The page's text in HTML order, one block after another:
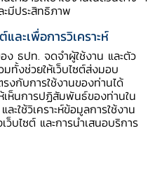
พ ไม่ร้อนแรงเกินไปหรือต่ำ
รกระตุ้นทั้งด้านการเงินและ
ศต่างๆ และการทยอยฉีด
ลก
นวาคมของหลายประเทศใน
พาณิชย์เพิ่งแถลงไปเป็น
รษฐกิจโลกในช่วงที่ผ่านมา
บมาขยายตัวเป็นครั้งแรก
นวาคมเป็นเดือนที่เงินบาท
มีประสิทธิภาพ
ละเพื่อการวิเคราะห์
ง ธปท. จดจำผู้ใช้งาน และตัว
ทั้งช่วยให้เว็บไซต์ส่งมอบ
งกับการใช้งานของท่านได้
ห็นการปฏิสัมพันธ์ของท่านใน
ะใช้วิเคราะห์ข้อมูลการใช้งาน
บไซต์ และการนำเสนอบริการ